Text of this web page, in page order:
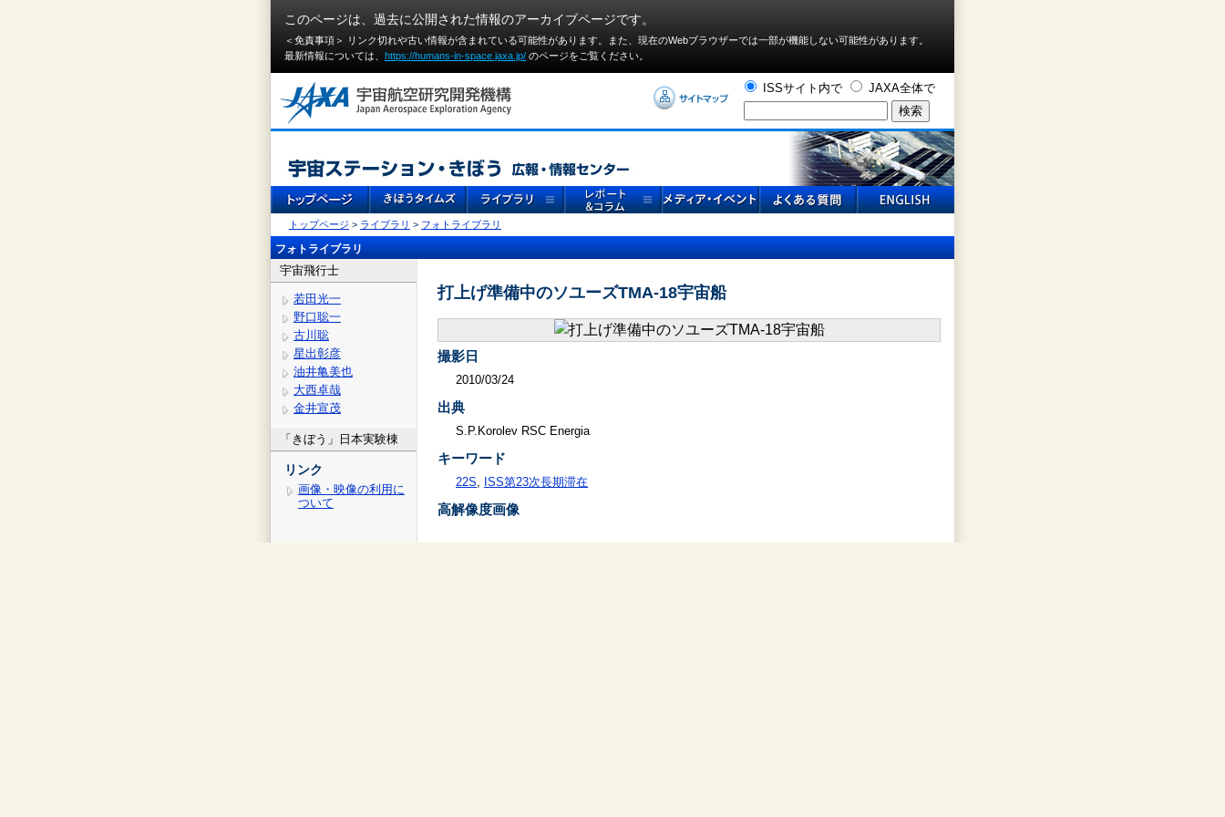
このページは、過去に公開された情報のアーカイブページです。
＜免責事項＞ リンク切れや古い情報が含まれている可能性があります。また、現在のWebブラウザーでは⼀部が機能しない可能性があります。
最新情報については、 https://humans-in-space.jaxa.jp/ のページをご覧ください。
ISSサイト内で JAXA全体で
トップページ > ライブラリ > フォトライブラリ
フォトライブラリ
宇宙飛行士
若田光一
野口聡一
古川聡
星出彰彦
油井亀美也
大西卓哉
金井宣茂
「きぼう」日本実験棟
リンク
画像・映像の利用に
ついて
打上げ準備中のソユーズTMA-18宇宙船
撮影日
2010/03/24
出典
S.P.Korolev RSC Energia
キーワード
22S, ISS第23次長期滞在
高解像度画像